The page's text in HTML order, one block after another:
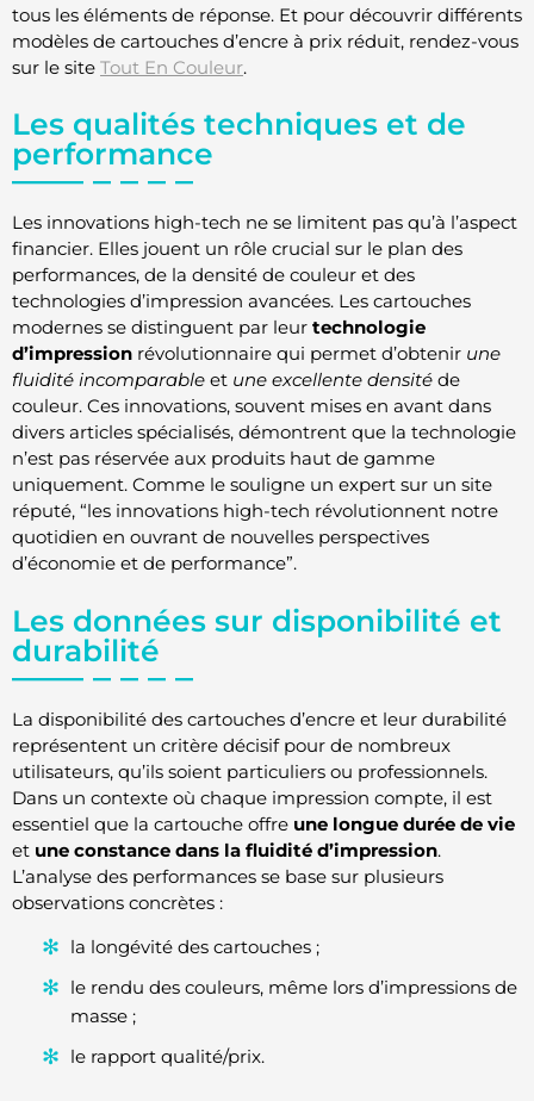
tous les éléments de réponse. Et pour découvrir différents
modèles de cartouches d’encre à prix réduit, rendez-vous
sur le site Tout En Couleur.
Les qualités techniques et de
performance
Les innovations high-tech ne se limitent pas qu’à l’aspect
financier. Elles jouent un rôle crucial sur le plan des
performances, de la densité de couleur et des
technologies d’impression avancées. Les cartouches
modernes se distinguent par leur technologie
d’impression révolutionnaire qui permet d’obtenir une
fluidité incomparable et une excellente densité de
couleur. Ces innovations, souvent mises en avant dans
divers articles spécialisés, démontrent que la technologie
n’est pas réservée aux produits haut de gamme
uniquement. Comme le souligne un expert sur un site
réputé, “les innovations high-tech révolutionnent notre
quotidien en ouvrant de nouvelles perspectives
d’économie et de performance”.
Les données sur disponibilité et
durabilité
La disponibilité des cartouches d’encre et leur durabilité
représentent un critère décisif pour de nombreux
utilisateurs, qu’ils soient particuliers ou professionnels.
Dans un contexte où chaque impression compte, il est
essentiel que la cartouche offre une longue durée de vie
et une constance dans la fluidité d’impression.
L’analyse des performances se base sur plusieurs
observations concrètes :
la longévité des cartouches ;
le rendu des couleurs, même lors d’impressions de
masse ;
le rapport qualité/prix.